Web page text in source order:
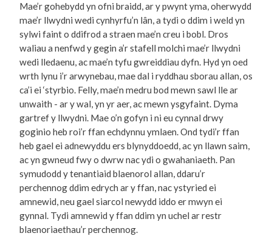
Mae’r gohebydd yn ofni braidd, ar y pwynt yma, oherwydd
mae’r llwydni wedi cynhyrfu’n lân, a tydi o ddim i weld yn
sylwi faint o ddifrod a straen mae’n creu i bobl. Dros
waliau a nenfwd y gegin a’r stafell molchi mae’r llwydni
wedi lledaenu, ac mae’n tyfu gwreiddiau dyfn. Hyd yn oed
wrth lynu i’r arwynebau, mae dal i ryddhau sborau allan, os
ca’i ei ‘styrbio. Felly, mae’n medru bod mewn sawl lle ar
unwaith - ar y wal, yn yr aer, ac mewn ysgyfaint. Dyma
gartref y llwydni. Mae o’n gofyn i ni eu cynnal drwy
goginio heb roi’r ffan echdynnu ymlaen. Ond tydi’r ffan
heb gael ei adnewyddu ers blynyddoedd, ac yn llawn saim,
ac yn gwneud fwy o dwrw nac ydi o gwahaniaeth. Pan
symudodd y tenantiaid blaenorol allan, ddaru’r
perchennog ddim edrych ar y ffan, nac ystyried ei
amnewid, neu gael siarcol newydd iddo er mwyn ei
gynnal. Tydi amnewid y ffan ddim yn uchel ar restr
blaenoriaethau’r perchennog.